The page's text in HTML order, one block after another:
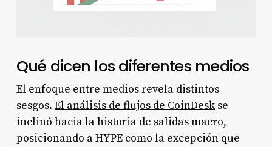
Qué dicen los diferentes medios
El enfoque entre medios revela distintos
sesgos. El análisis de flujos de CoinDeskse
inclinó hacia la historia de salidas macro,
posicionando a HYPE como la excepción que